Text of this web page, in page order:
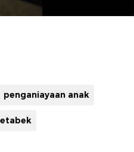
penganiayaan anak